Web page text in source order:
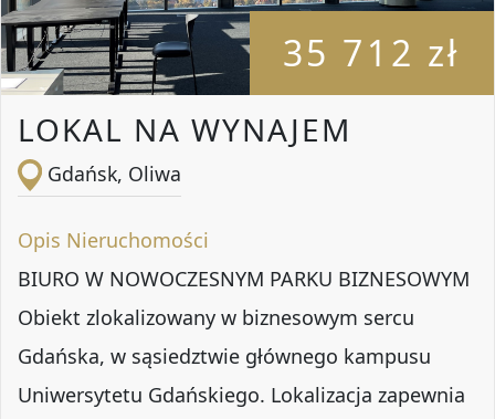
35 712 zł
LOKAL NA WYNAJEM
Gdańsk, Oliwa
Opis Nieruchomości
BIURO W NOWOCZESNYM PARKU BIZNESOWYM
Obiekt zlokalizowany w biznesowym sercu
Gdańska, w sąsiedztwie głównego kampusu
Uniwersytetu Gdańskiego. Lokalizacja zapewnia